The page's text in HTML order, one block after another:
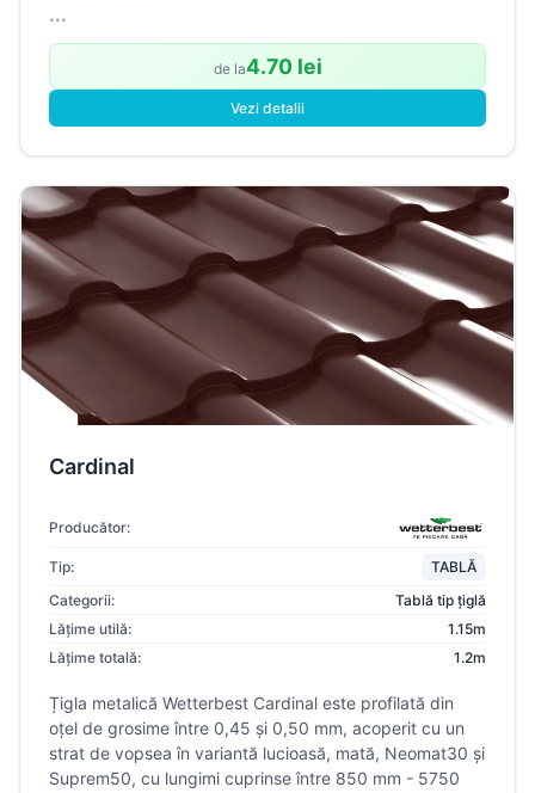
...
de la4.70 lei
Vezi detalii
Cardinal
Producător:
Tip:
TABLĂ
Categorii:
Tablă tip țiglă
Lățime utilă:
1.15m
Lățime totală:
1.2m
Țigla metalică Wetterbest Cardinal este profilată din
oțel de grosime între 0,45 și 0,50 mm, acoperit cu un
strat de vopsea în variantă lucioasă, mată, Neomat30 și
Suprem50, cu lungimi cuprinse între 850 mm - 5750